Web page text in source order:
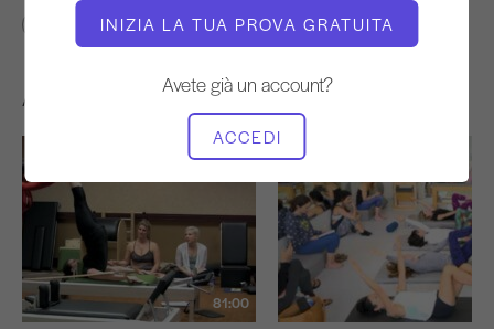
INIZIA LA TUA PROVA GRATUITA
Avete già un account?
ACCEDI
Studio intero Tensimetro del collo
Altri allenamenti che potrebbero piacervi
81:00